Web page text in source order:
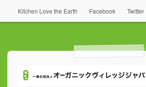
Kitchen Love the Earth Facebook Twitter